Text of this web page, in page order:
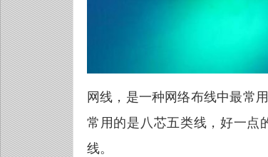
网线，是一种网络布线中最常
常用的是八芯五类线，好一点
线。